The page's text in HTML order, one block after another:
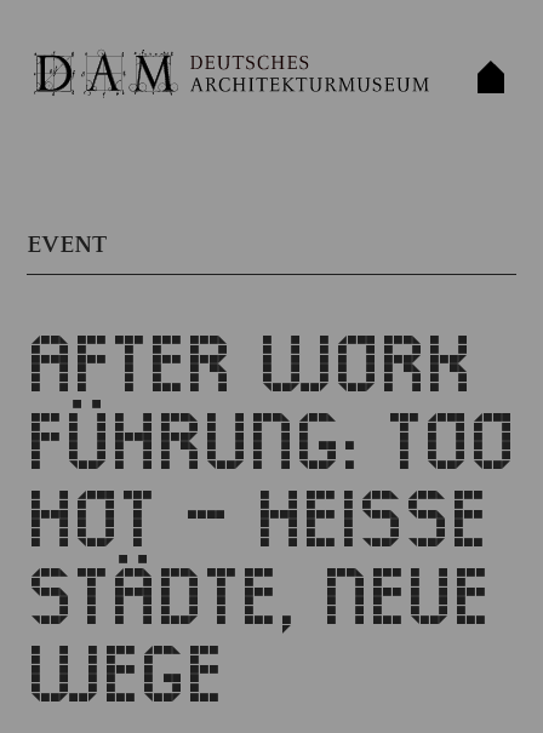
EVENT
AFTER WORK
FÜHRUNG: TOO
HOT – HEISSE
STÄDTE, NEUE
WEGE